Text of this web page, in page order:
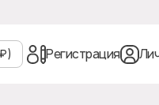
Регистрация